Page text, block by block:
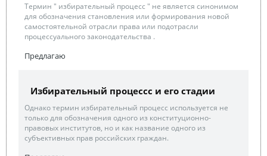
Термин " избирательный процесс " не является синонимом
для обозначения становления или формирования новой
самостоятельной отрасли права или подотрасли
процессуального законодательства .
Предлагаю
Избирательный процессс и его стадии
Однако термин избирательный процесс используется не
только для обозначения одного из конституционно-
правовых институтов, но и как название одного из
субъективных прав российских граждан.